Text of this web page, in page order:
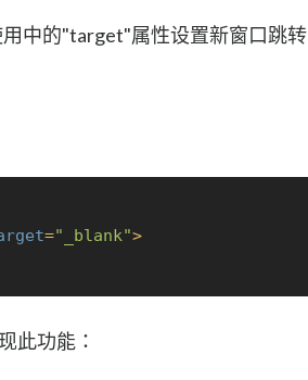
中的"target"属性设置新窗口跳转
="_blank">
此功能：